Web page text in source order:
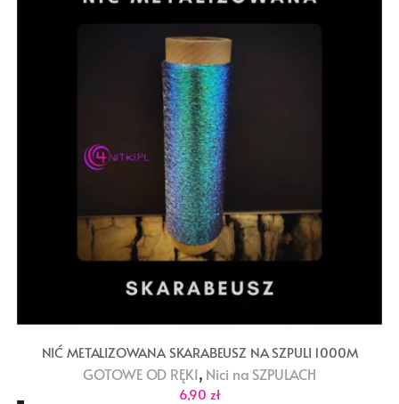
NIĆ METALIZOWANA SKARABEUSZ NA SZPULI 1000M
GOTOWE OD RĘKI, Nici na SZPULACH
6,90 zł